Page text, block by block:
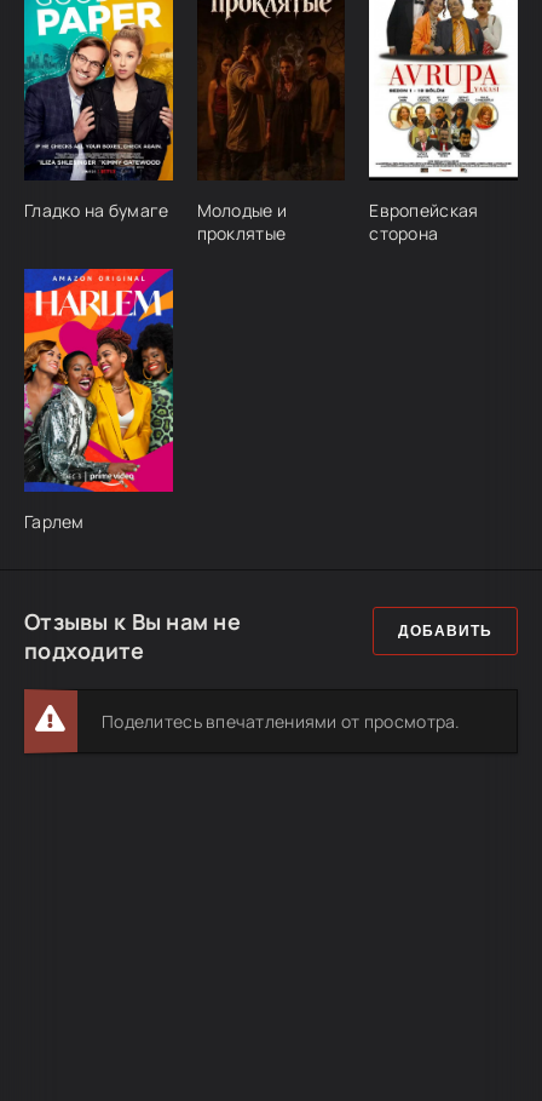
Гладко на бумаге
Молодые и
проклятые
Европейская
сторона
Гарлем
Отзывы к Вы нам не
подходите
ДОБАВИТЬ
Поделитесь впечатлениями от просмотра.